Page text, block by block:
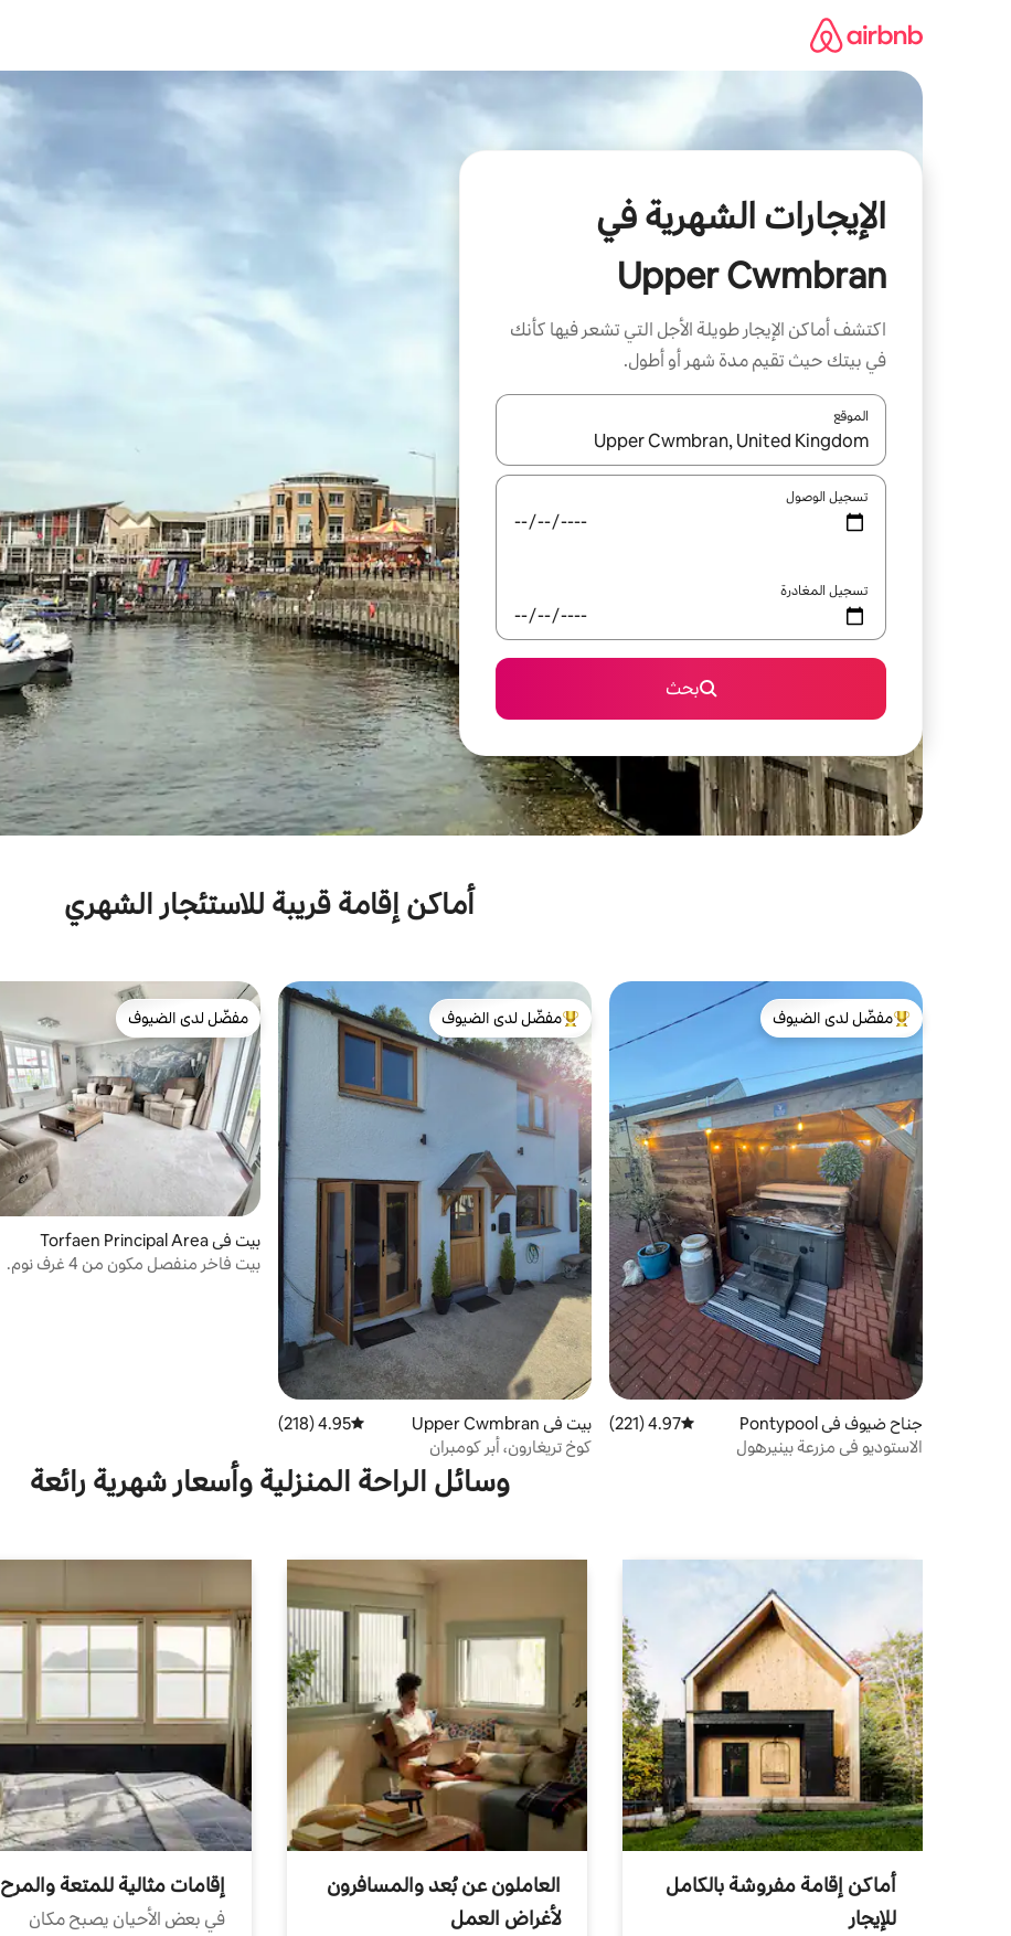
الإيجارات الشهرية في
Upper Cwmbran
اكتشف أماكن الإيجار طويلة الأجل التي تشعر فيها كأنك
في بيتك حيث تقيم مدة شهر أو أطول.
الموقع
عند توفر النتائج، انتقل باستخدام السهمين لأعلى ولأسفل أو استكشف عن طريق اللمس أو السحب.
تسجيل الوصول
تسجيل المغادرة
بحث
أماكن إقامة قريبة للاستئجار الشهري
من أبرز البيوت المفضّلة لدى الضيوف
مفضّل لدى الضيوف
جناح ضيوف في Pontypool متوسط التقييم 4.97 من 5، 221 مراجعات
4.97 (221)
الاستوديو في مزرعة بينيرهول
من أبرز البيوت المفضّلة لدى الضيوف
مفضّل لدى الضيوف
بيت في Upper Cwmbran متوسط التقييم 4.95 من 5، 218 مراجعات
4.95 (218)
كوخ تريغارون، أبر كومبران
مفضّل لدى الضيوف
مفضّل لدى الضيوف
بيت في Torfaen Principal Area
بيت فاخر منفصل مكون من 4 غرف نوم.
وسائل الراحة المنزلية وأسعار شهرية رائعة
أماكن إقامة مفروشة بالكامل
للإيجار
العاملون عن بُعد والمسافرون
لأغراض العمل
إقامات مثالية للمتعة والمرح
في بعض الأحيان يصبح مكان